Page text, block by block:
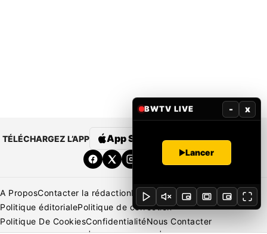
TÉLÉCHARGEZ L’APP App Store Google Play
A ProposContacter la rédactionRédaction Mentions légales
Politique éditorialePolitique de correction
Politique De CookiesConfidentialitéNous Contacter
BWTV LIVE - x
Lancer